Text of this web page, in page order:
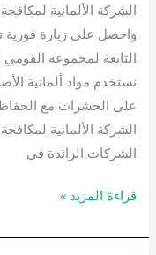
واحصل على زيارة فورية
التابعة لمجموعة القومي
نستخدم مواد ألمانية
على الحشرات مع الحفاظ
الشركة الألمانية
الشركات الرائدة في
على
زيارة
فورية
قراءة المزيد »